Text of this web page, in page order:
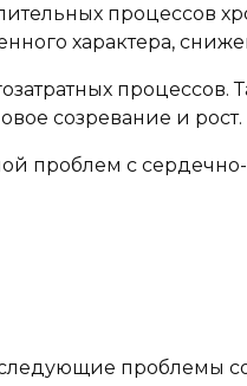
процессов
характера,
процессов.
созревание и рост.
проблем с
следующие проблемы